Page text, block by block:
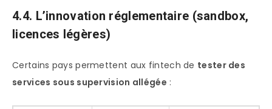
4.4. L’innovation réglementaire (sandbox,
licences légères)
Certains pays permettent aux fintech de tester des
services sous supervision allégée :